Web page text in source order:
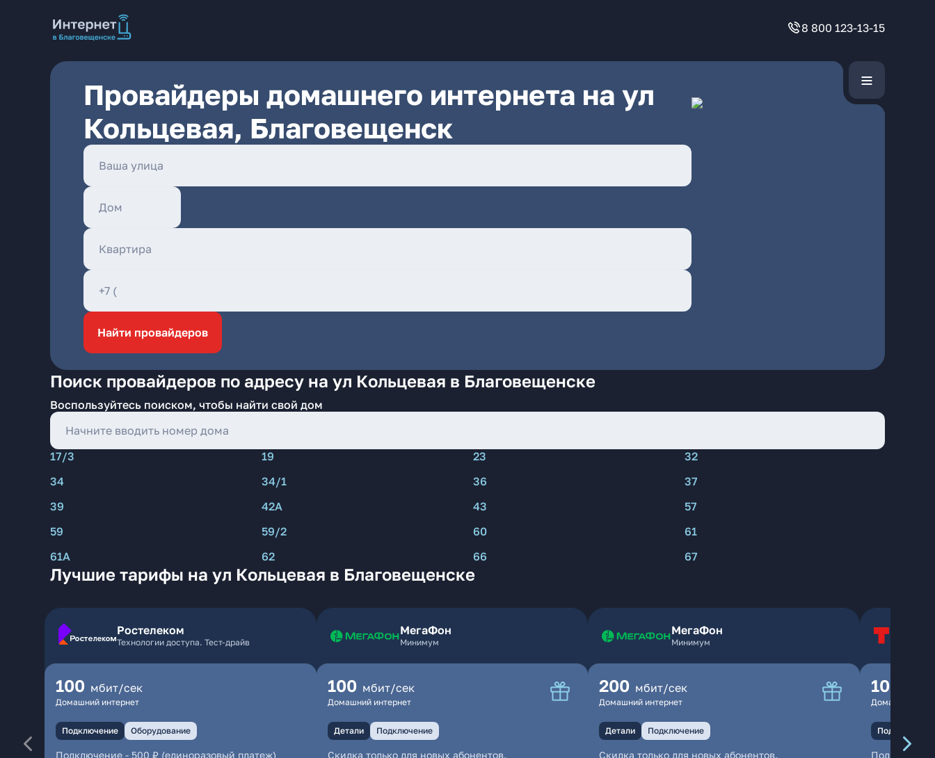
8 800 123-13-15
Провайдеры домашнего интернета на ул
Кольцевая, Благовещенск
Найти провайдеров
Поиск провайдеров по адресу на ул Кольцевая в Благовещенске
Воспользуйтесь поиском, чтобы найти свой дом
17/3 19 23
32
34
34/1 36
37
39
42А 43
57
59
59/2 60
61
61А
62 66 67
Лучшие тарифы на ул Кольцевая в Благовещенске
Ростелеком
Технологии доступа. Тест-драйв
100 мбит/сек
Домашний интернет
Подключение Оборудование
Подключение - 500 ₽ (единоразовый платеж)
МегаФон
Минимум
100 мбит/сек
Домашний интернет
Детали Подключение
Скидка только для новых абонентов.
МегаФон
Минимум
200 мбит/сек
Домашний интернет
Детали Подключение
Скидка только для новых абонентов.
100
Домашний
Подключение